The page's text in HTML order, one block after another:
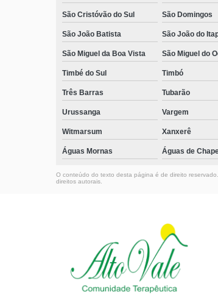
São Cristóvão do Sul São Domingos
São João Batista São João do
São Miguel da Boa Vista São Miguel do
Timbé do Sul Timbó
Três Barras Tubarão
Urussanga Vargem
Witmarsum Xanxerê
Águas Mornas Águas de
O conteúdo do texto desta página é de direito
direitos autorais